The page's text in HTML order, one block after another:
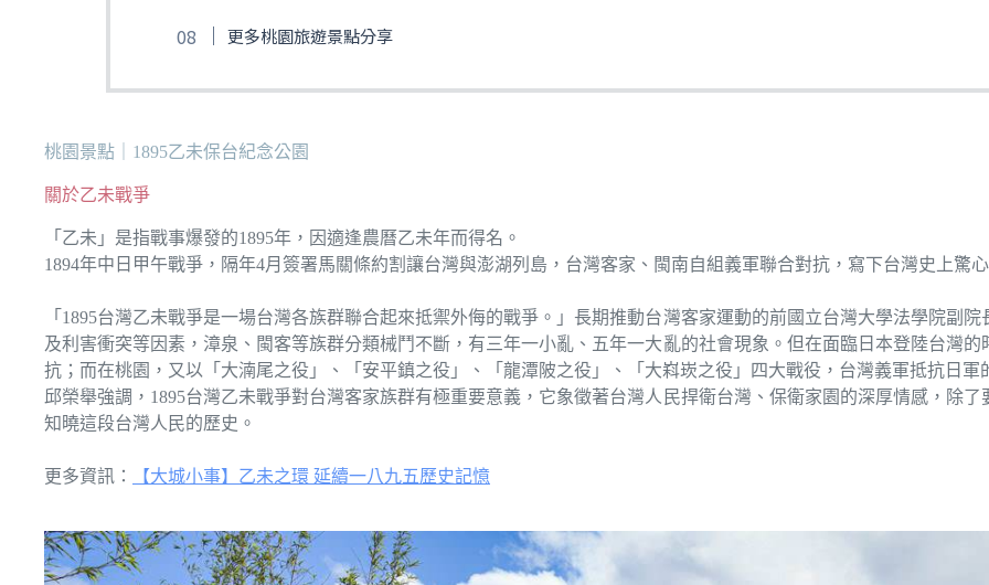
更多桃園旅遊景點分享
桃園景點｜1895乙未保台紀念公園
關於乙未戰爭
「乙未」是指戰事爆發的1895年，因適逢農曆乙未年而得名。
1894年中日甲午戰爭，隔年4月簽署馬關條約割讓台灣與澎湖列島，台灣客家、閩南自組義軍聯合對抗，寫下台灣史上驚
「1895台灣乙未戰爭是一場台灣各族群聯合起來抵禦外侮的戰爭。」長期推動台灣客家運動的前國立台灣大學法學院副
及利害衝突等因素，漳泉、閩客等族群分類械鬥不斷，有三年一小亂、五年一大亂的社會現象。但在面臨日本登陸台灣
抗；而在桃園，又以「大湳尾之役」、「安平鎮之役」、「龍潭陂之役」、「大嵙崁之役」四大戰役，台灣義軍抵抗日軍
邱榮舉強調，1895台灣乙未戰爭對台灣客家族群有極重要意義，它象徵著台灣人民捍衛台灣、保衛家園的深厚情感，除
知曉這段台灣人民的歷史。
更多資訊： 【大城小事】乙未之環 延續一八九五歷史記憶